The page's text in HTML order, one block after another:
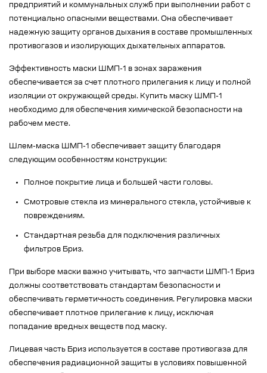
предприятий и коммунальных служб при выполнении работ с
потенциально опасными веществами. Она обеспечивает
надежную защиту органов дыхания в составе промышленных
противогазов и изолирующих дыхательных аппаратов.
Эффективность маски ШМП-1 в зонах заражения
обеспечивается за счет плотного прилегания к лицу и полной
изоляции от окружающей среды. Купить маску ШМП-1
необходимо для обеспечения химической безопасности на
рабочем месте.
Шлем-маска ШМП-1 обеспечивает защиту благодаря
следующим особенностям конструкции:
Полное покрытие лица и большей части головы.
Смотровые стекла из минерального стекла, устойчивые к
повреждениям.
Стандартная резьба для подключения различных
фильтров Бриз.
При выборе маски важно учитывать, что запчасти ШМП-1 Бриз
должны соответствовать стандартам безопасности и
обеспечивать герметичность соединения. Регулировка маски
обеспечивает плотное прилегание к лицу, исключая
попадание вредных веществ под маску.
Лицевая часть Бриз используется в составе противогаза для
обеспечения радиационной защиты в условиях повышенной